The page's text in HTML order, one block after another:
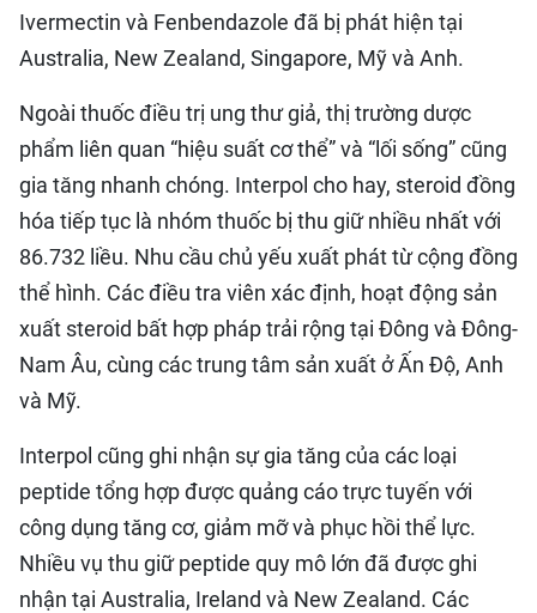
Ivermectin và Fenbendazole đã bị phát hiện tại
Australia, New Zealand, Singapore, Mỹ và Anh.
Ngoài thuốc điều trị ung thư giả, thị trường dược
phẩm liên quan “hiệu suất cơ thể” và “lối sống” cũng
gia tăng nhanh chóng. Interpol cho hay, steroid đồng
hóa tiếp tục là nhóm thuốc bị thu giữ nhiều nhất với
86.732 liều. Nhu cầu chủ yếu xuất phát từ cộng đồng
thể hình. Các điều tra viên xác định, hoạt động sản
xuất steroid bất hợp pháp trải rộng tại Đông và Đông-
Nam Âu, cùng các trung tâm sản xuất ở Ấn Độ, Anh
và Mỹ.
Interpol cũng ghi nhận sự gia tăng của các loại
peptide tổng hợp được quảng cáo trực tuyến với
công dụng tăng cơ, giảm mỡ và phục hồi thể lực.
Nhiều vụ thu giữ peptide quy mô lớn đã được ghi
nhận tại Australia, Ireland và New Zealand. Các